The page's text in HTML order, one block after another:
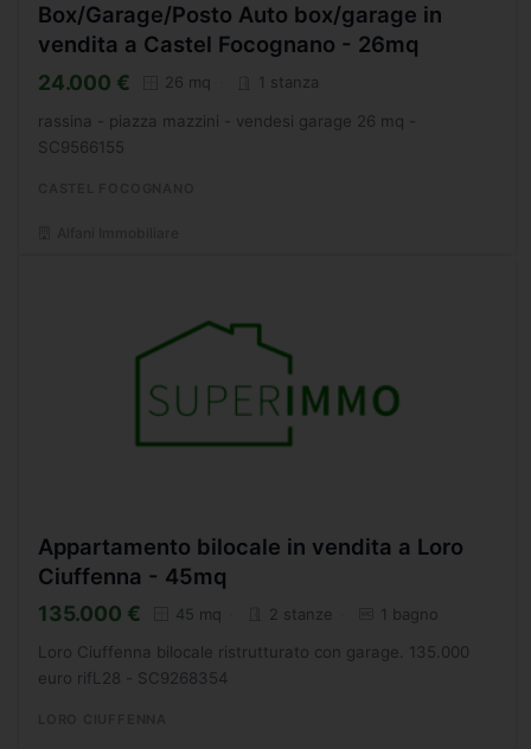
Box/Garage/Posto Auto box/garage in
vendita a Castel Focognano - 26mq
24.000 € 26 mq 1 stanza
rassina - piazza mazzini - vendesi garage 26 mq -
SC9566155
Appartamento bilocale in vendita a Loro
Ciuffenna - 45mq
135.000 € 45 mq 2 stanze 1 bagno
Loro Ciuffenna bilocale ristrutturato con garage. 135.000
euro rifL28 - SC9268354